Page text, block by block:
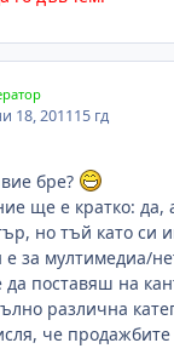
18, 201115 гд
бре?
ще е кратко: да,
но тъй като си
за мултимедиа/
поставяш на
различна
че